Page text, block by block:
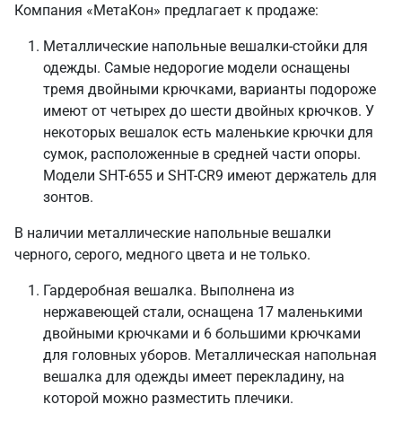
Компания «МетаКон» предлагает к продаже:
Металлические напольные вешалки-стойки для
одежды. Самые недорогие модели оснащены
тремя двойными крючками, варианты подороже
имеют от четырех до шести двойных крючков. У
некоторых вешалок есть маленькие крючки для
сумок, расположенные в средней части опоры.
Модели SHT-655 и SHT-CR9 имеют держатель для
зонтов.
В наличии металлические напольные вешалки
черного, серого, медного цвета и не только.
Гардеробная вешалка. Выполнена из
нержавеющей стали, оснащена 17 маленькими
двойными крючками и 6 большими крючками
для головных уборов. Металлическая напольная
вешалка для одежды имеет перекладину, на
которой можно разместить плечики.